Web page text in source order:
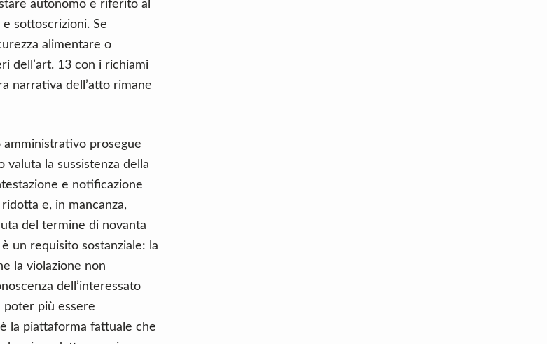
autonomo e riferito al
sottoscrizioni. Se
alimentare o
dell’art. 13 con i richiami
narrativa dell’atto rimane
prosegue
valuta la sussistenza della
e notificazione
e, in mancanza,
del termine di novanta
un requisito sostanziale: la
la violazione non
dell’interessato
poter più essere
la piattaforma fattuale che